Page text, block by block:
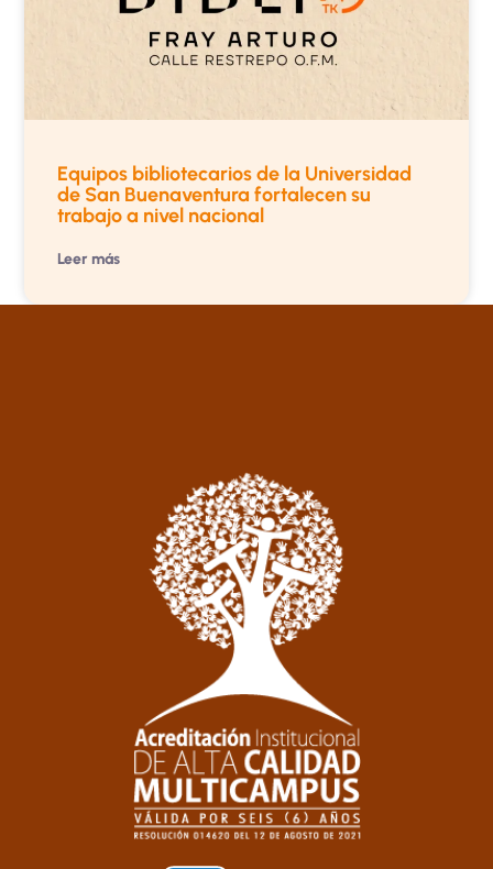
Equipos bibliotecarios de la Universidad
de San Buenaventura fortalecen su
trabajo a nivel nacional
Leer más